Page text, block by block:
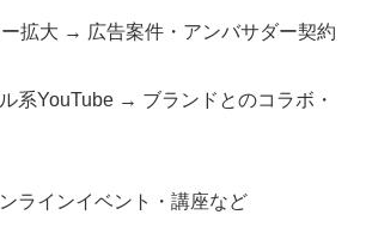
拡大 → 広告案件・アンバサダー契約
系YouTube → ブランドとのコラボ・
ラインイベント・講座など